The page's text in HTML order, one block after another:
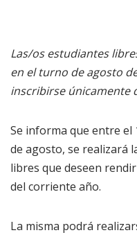
Las/os estudiantes
en el turno de agosto
inscribirse únicamente
Se informa que entre el
de agosto, se realizará
libres que deseen
del corriente año.
La misma podrá